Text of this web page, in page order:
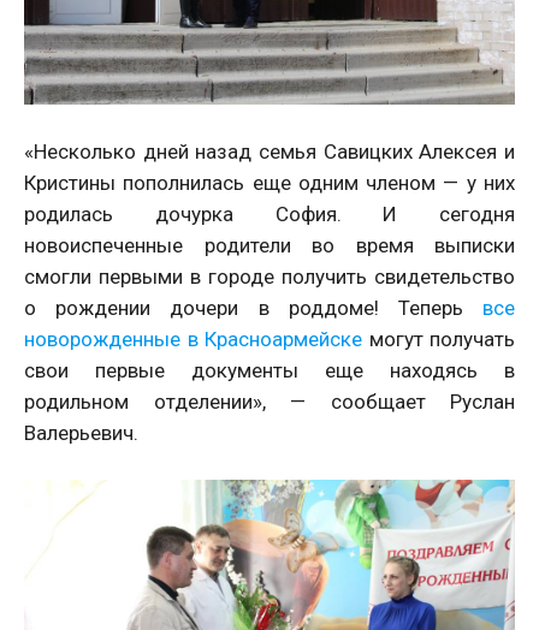
«Несколько дней назад семья Савицких Алексея и
Кристины пополнилась еще одним членом — у них
родилась дочурка София. И сегодня
новоиспеченные родители во время выписки
смогли первыми в городе получить свидетельство
о рождении дочери в роддоме! Теперь все
новорожденные в Красноармейске могут получать
свои первые документы еще находясь в
родильном отделении», — сообщает Руслан
Валерьевич.